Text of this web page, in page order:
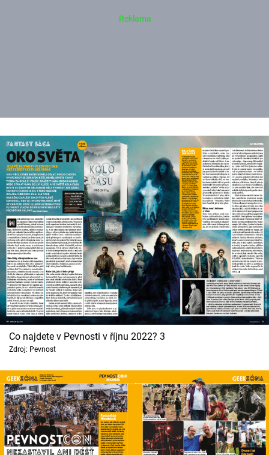
Co najdete v Pevnosti v říjnu 2022? 3
Zdroj: Pevnost